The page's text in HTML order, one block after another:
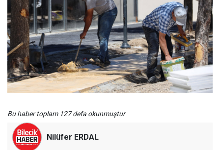
Bu haber toplam 127 defa okunmuştur
Nilüfer ERDAL